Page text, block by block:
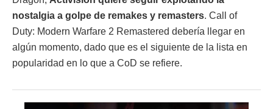
nostalgia a golpe de remakes y remasters. Call of
Duty: Modern Warfare 2 Remastered debería llegar en
algún momento, dado que es el siguiente de la lista en
popularidad en lo que a CoD se refiere.